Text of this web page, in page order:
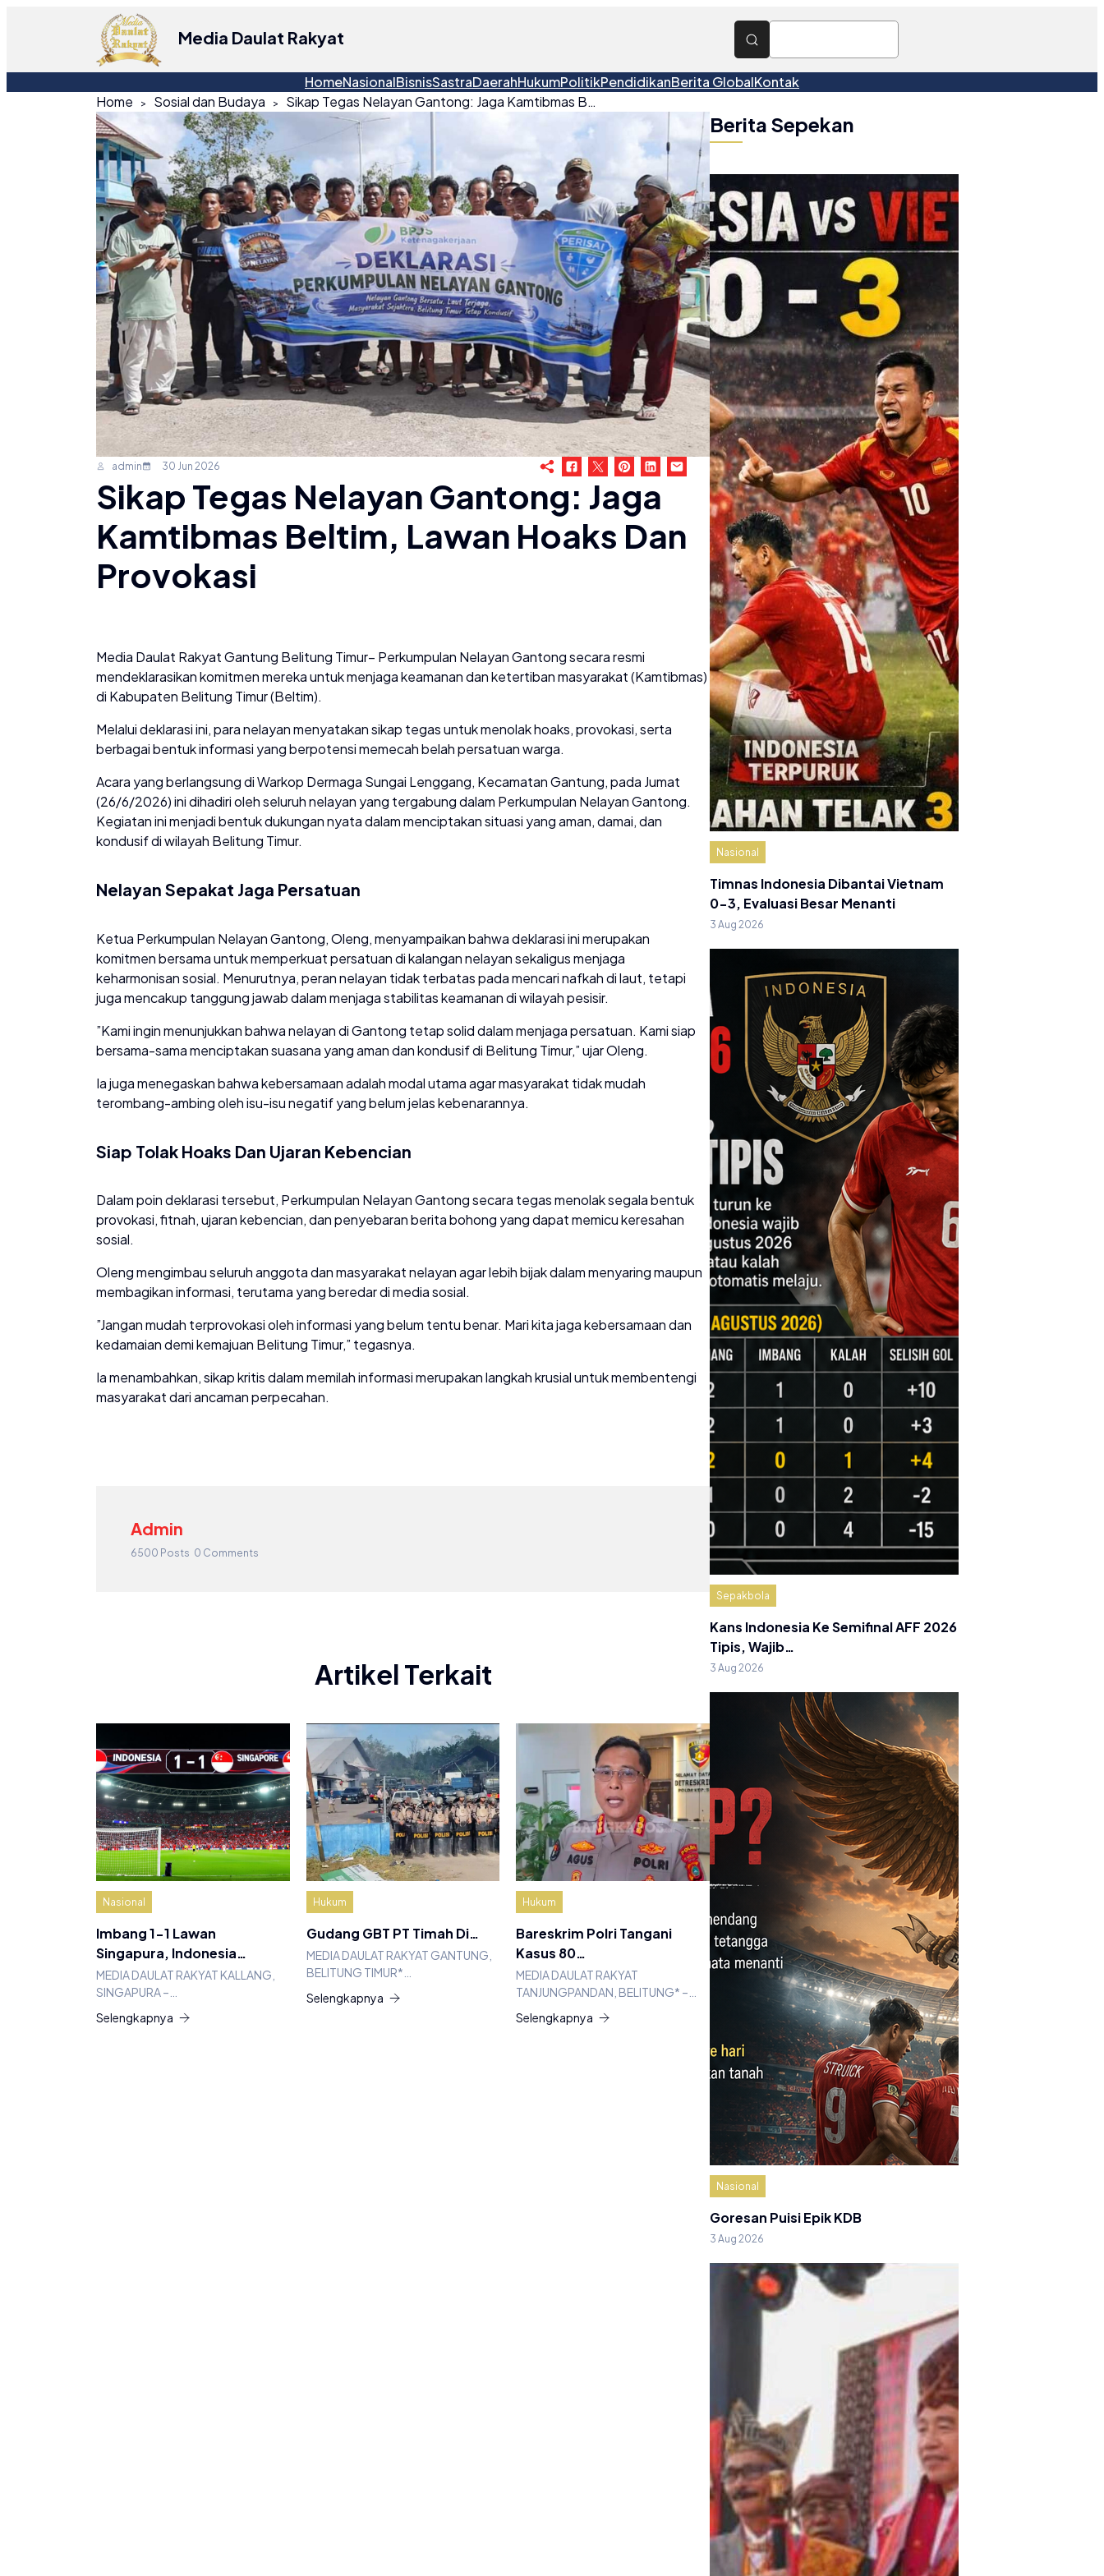
Media Daulat Rakyat
HomeNasionalBisnisSastraDaerahHukumPolitikPendidikanBerita GlobalKontak
Home
Sosial dan Budaya Sikap Tegas Nelayan Gantong: Jaga Kamtibmas Beltim, Lawan Hoaks dan Provokasi
admin 30 Jun 2026
Sikap Tegas Nelayan Gantong: Jaga
Kamtibmas Beltim, Lawan Hoaks Dan
Provokasi
Media Daulat Rakyat Gantung Belitung Timur– Perkumpulan Nelayan Gantong secara resmi
mendeklarasikan komitmen mereka untuk menjaga keamanan dan ketertiban masyarakat (Kamtibmas)
di Kabupaten Belitung Timur (Beltim).
​Melalui deklarasi ini, para nelayan menyatakan sikap tegas untuk menolak hoaks, provokasi, serta
berbagai bentuk informasi yang berpotensi memecah belah persatuan warga.
​Acara yang berlangsung di Warkop Dermaga Sungai Lenggang, Kecamatan Gantung, pada Jumat
(26/6/2026) ini dihadiri oleh seluruh nelayan yang tergabung dalam Perkumpulan Nelayan Gantong.
Kegiatan ini menjadi bentuk dukungan nyata dalam menciptakan situasi yang aman, damai, dan
kondusif di wilayah Belitung Timur.
Nelayan Sepakat Jaga Persatuan
​Ketua Perkumpulan Nelayan Gantong, Oleng, menyampaikan bahwa deklarasi ini merupakan
komitmen bersama untuk memperkuat persatuan di kalangan nelayan sekaligus menjaga
keharmonisan sosial. Menurutnya, peran nelayan tidak terbatas pada mencari nafkah di laut, tetapi
juga mencakup tanggung jawab dalam menjaga stabilitas keamanan di wilayah pesisir.
​”Kami ingin menunjukkan bahwa nelayan di Gantong tetap solid dalam menjaga persatuan. Kami siap
bersama-sama menciptakan suasana yang aman dan kondusif di Belitung Timur,” ujar Oleng.
​Ia juga menegaskan bahwa kebersamaan adalah modal utama agar masyarakat tidak mudah
terombang-ambing oleh isu-isu negatif yang belum jelas kebenarannya.
Siap Tolak Hoaks Dan Ujaran Kebencian
​Dalam poin deklarasi tersebut, Perkumpulan Nelayan Gantong secara tegas menolak segala bentuk
provokasi, fitnah, ujaran kebencian, dan penyebaran berita bohong yang dapat memicu keresahan
sosial.
​Oleng mengimbau seluruh anggota dan masyarakat nelayan agar lebih bijak dalam menyaring maupun
membagikan informasi, terutama yang beredar di media sosial.
​”Jangan mudah terprovokasi oleh informasi yang belum tentu benar. Mari kita jaga kebersamaan dan
kedamaian demi kemajuan Belitung Timur,” tegasnya.
​Ia menambahkan, sikap kritis dalam memilah informasi merupakan langkah krusial untuk membentengi
masyarakat dari ancaman perpecahan.
Admin
6500 Posts 0 Comments
Artikel Terkait
Nasional
Imbang 1-1 Lawan
Singapura, Indonesia…
MEDIA DAULAT RAKYAT KALLANG,
SINGAPURA –…
Selengkapnya
Hukum
Gudang GBT PT Timah Di…
MEDIA DAULAT RAKYAT GANTUNG,
BELITUNG TIMUR*…
Selengkapnya
Hukum
Bareskrim Polri Tangani
Kasus 80…
MEDIA DAULAT RAKYAT
TANJUNGPANDAN, BELITUNG* –…
Selengkapnya
Berita Sepekan
Nasional
Timnas Indonesia Dibantai Vietnam
0-3, Evaluasi Besar Menanti
3 Aug 2026
Sepakbola
Kans Indonesia Ke Semifinal AFF 2026
Tipis, Wajib…
3 Aug 2026
Nasional
Goresan Puisi Epik KDB
3 Aug 2026